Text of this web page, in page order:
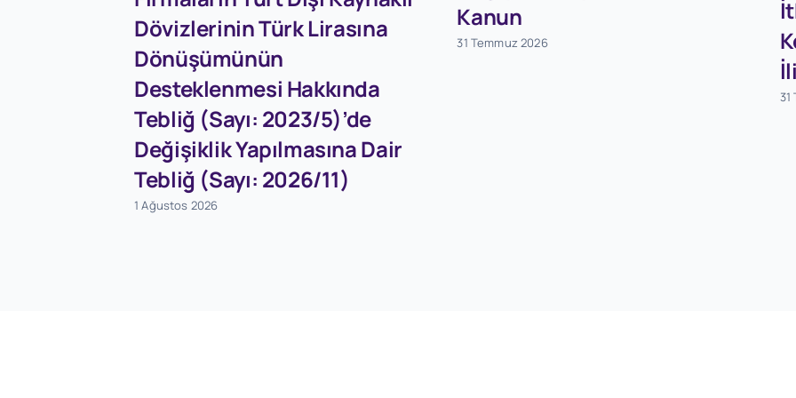
Dövizlerinin Türk Lirasına
Dönüşümünün
Desteklenmesi Hakkında
Tebliğ (Sayı: 2023/5)’de
Değişiklik Yapılmasına Dair
Tebliğ (Sayı: 2026/11)
1 Ağustos 2026
Kanun
31 Temmuz 2026
31